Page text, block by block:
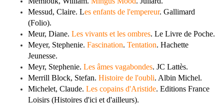
Messud, Claire. Les enfants de l'empereur. Gallimard
(Folio).
Meur, Diane. Les vivants et les ombres. Le Livre de Poche.
Meyer, Stephenie. Fascination. Tentation. Hachette
Jeunesse.
Meyr, Stephenie. Les âmes vagabondes. JC Lattès.
Merrill Block, Stefan. Histoire de l'oubli. Albin Michel.
Michelet, Claude. Les copains d'Aristide. Editions France
Loisirs (Histoires d'ici et d'ailleurs).